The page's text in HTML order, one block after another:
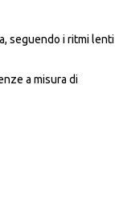
seguendo i ritmi lenti
a misura di